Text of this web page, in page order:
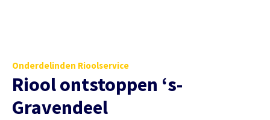
Onderdelinden Rioolservice
Riool ontstoppen ‘s-
Gravendeel